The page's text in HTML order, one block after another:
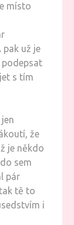
místo
už je
s tím
že
je někdo
sem
pár
tě to
i